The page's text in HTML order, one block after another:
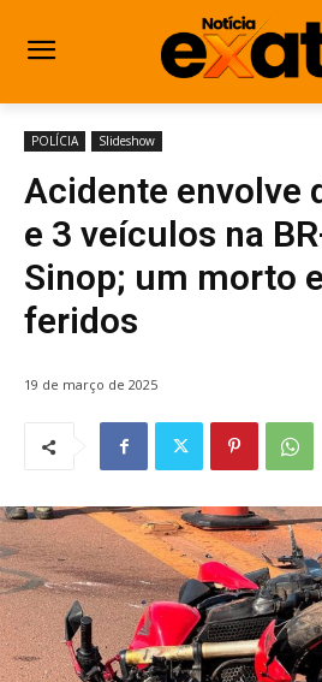
POLÍCIA Slideshow
Acidente envolve
e 3 veículos na
Sinop; um morto
feridos
19 de março de 2025